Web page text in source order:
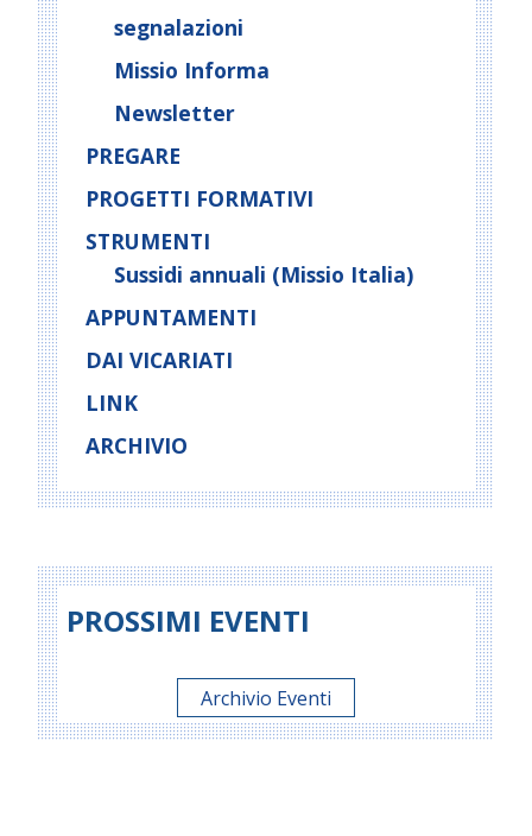
segnalazioni
Missio Informa
Newsletter
PREGARE
PROGETTI FORMATIVI
STRUMENTI
Sussidi annuali (Missio Italia)
APPUNTAMENTI
DAI VICARIATI
LINK
ARCHIVIO
PROSSIMI EVENTI
Archivio Eventi